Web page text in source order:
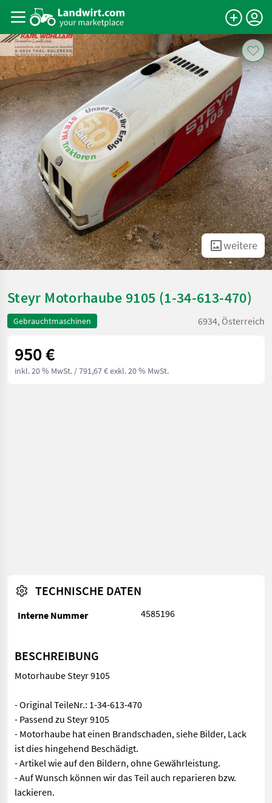
weitere
Steyr Motorhaube 9105 (1-34-613-470)
Gebrauchtmaschinen 6934, Österreich
950 €
inkl. 20 % MwSt. / 791,67 € exkl. 20 % MwSt.
TECHNISCHE DATEN
Interne Nummer 4585196
BESCHREIBUNG
Motorhaube Steyr 9105
- Original TeileNr.: 1-34-613-470
- Passend zu Steyr 9105
- Motorhaube hat einen Brandschaden, siehe Bilder, Lack
ist dies hingehend Beschädigt.
- Artikel wie auf den Bildern, ohne Gewährleistung.
- Auf Wunsch können wir das Teil auch reparieren bzw.
lackieren.